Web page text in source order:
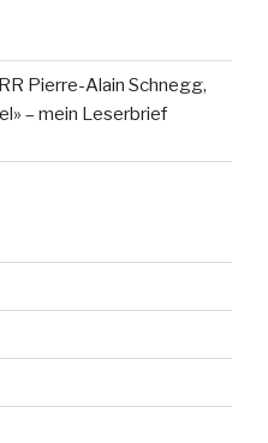
Pierre-Alain Schnegg,
– mein Leserbrief